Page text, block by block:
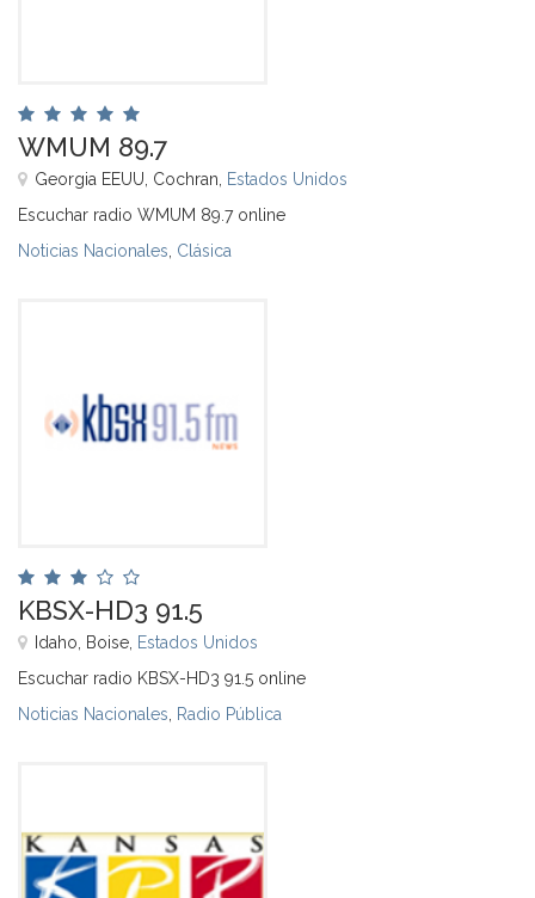
WMUM 89.7
Georgia EEUU, Cochran, Estados Unidos
Escuchar radio WMUM 89.7 online
Noticias Nacionales Clásica
KBSX-HD3 91.5
Idaho, Boise, Estados Unidos
Escuchar radio KBSX-HD3 91.5 online
Noticias Nacionales Radio Pública